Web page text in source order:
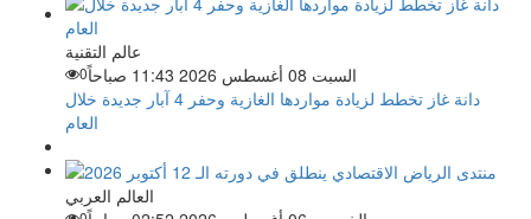
عالم التقنية
السبت 08 أغسطس 2026 11:43 صباحاً
0
دانة غاز تخطط لزيادة مواردها الغازية وحفر 4 آبار جديدة خلال
العام
العالم العربي